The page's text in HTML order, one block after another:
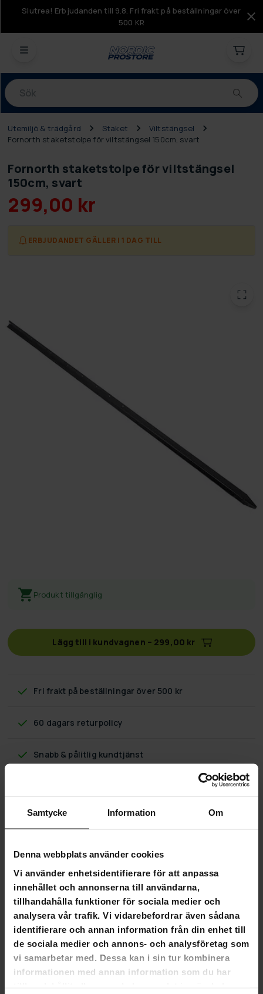
Samtycke Information Om
Denna webbplats använder cookies
Vi använder enhetsidentifierare för att anpassa
innehållet och annonserna till användarna,
tillhandahålla funktioner för sociala medier och
analysera vår trafik. Vi vidarebefordrar även sådana
identifierare och annan information från din enhet till
de sociala medier och annons- och analysföretag som
vi samarbetar med. Dessa kan i sin tur kombinera
informationen med annan information som du har
Slutrea! Erbjudanden till 9.8. Fri frakt på beställningar över
500 KR
Produkter
Utemiljö & trädgård Staket
Viltstängsel
Fornorth staketstolpe för viltstängsel 150cm, svart
Fornorth staketstolpe för viltstängsel
150cm, svart
299,00 kr
ERBJUDANDET GÄLLER I 1 DAG TILL
Produkt tillgänglig
Lägg till i kundvagnen – 299,00 kr
Fri frakt på beställningar över 500 kr
60 dagars returpolicy
Snabb & pålitlig kundtjänst
150cm, svart
‌Fornorth staketstolpe för viltstängsel 150cm, svart
Fornorths högkvalitativa stängselprodukter garanterar en
robust och hållbar lösning för rätt stängsel som passar dina
behov.
Kompatibel med 100 cm viltstängsel. Ett 50 meter långt
staket kräver 20 stolpar (2,5 m från varandra).